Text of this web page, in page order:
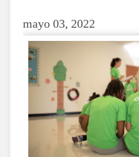
mayo 03, 2022